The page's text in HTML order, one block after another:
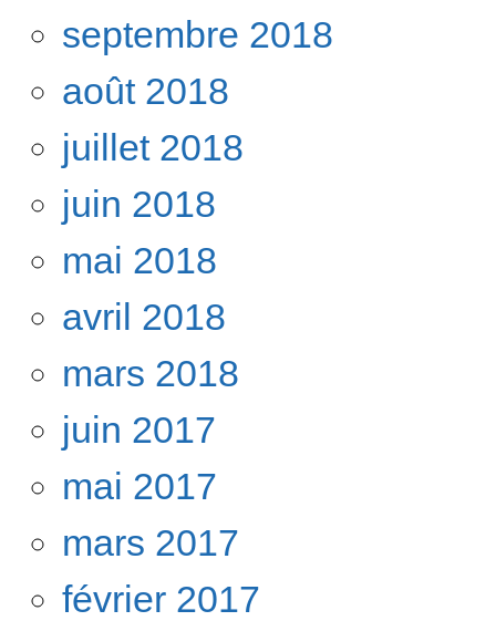
septembre 2018
août 2018
juillet 2018
juin 2018
mai 2018
avril 2018
mars 2018
juin 2017
mai 2017
mars 2017
février 2017